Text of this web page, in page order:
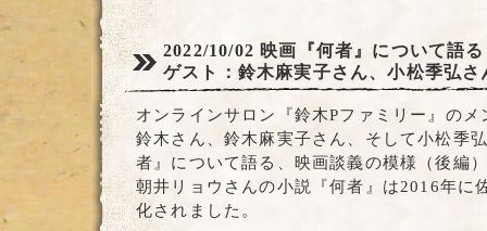
2022/10/02 映画『何者』について語
ゲスト：鈴木麻実子さん、小松季弘さ
オンラインサロン『鈴木Pファミリー』の
鈴木さん、鈴木麻実子さん、そして小松季
者』について語る、映画談義の模様（後編
朝井リョウさんの小説『何者』は2016年に
化されました。